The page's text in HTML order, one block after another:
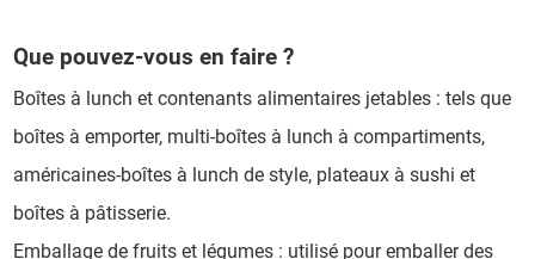
Que pouvez-vous en faire ?
Boîtes à lunch et contenants alimentaires jetables : tels que
boîtes à emporter, multi-boîtes à lunch à compartiments,
américaines-boîtes à lunch de style, plateaux à sushi et
boîtes à pâtisserie.
Emballage de fruits et légumes : utilisé pour emballer des